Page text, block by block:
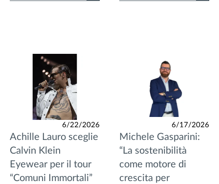
6/22/2026
Achille Lauro sceglie
Calvin Klein
Eyewear per il tour
“Comuni Immortali”
6/17/2026
Michele Gasparini:
“La sostenibilità
come motore di
crescita per